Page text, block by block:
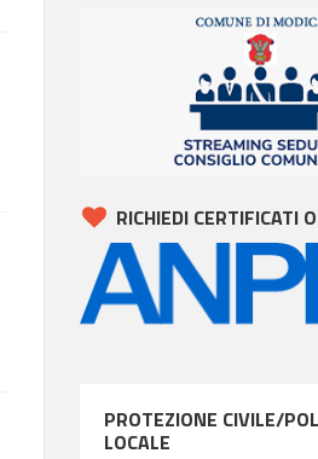
RICHIEDI CERTIFICATI
PROTEZIONE CIVILE/
LOCALE